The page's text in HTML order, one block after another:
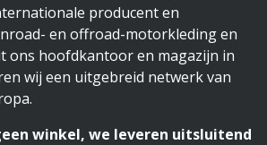
producent en
en offroad-motorkleding en
ons hoofdkantoor en magazijn in
wij een uitgebreid netwerk van
winkel, we leveren uitsluitend